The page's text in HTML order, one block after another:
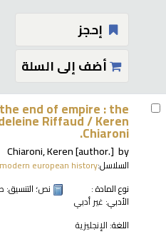
إحجز
أضف إلى السلة
end of empire : the
Riffaud /Keren
Chiaroni.
by
Chiaroni, Keren[author.]
السلاسل:european history
نوع المادة :
نص؛ التنسيق:
الأدبي: غير أدبي
اللغة: الإنجليزية